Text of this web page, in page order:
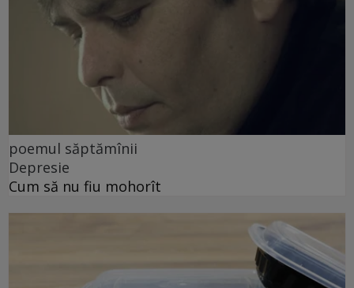
poemul săptămînii
Depresie
Cum să nu fiu mohorît